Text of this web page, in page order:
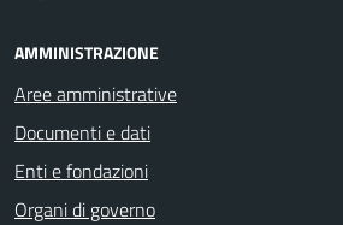
AMMINISTRAZIONE
Aree amministrative
Documenti e dati
Enti e fondazioni
Organi di governo